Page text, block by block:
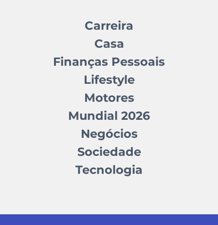
Carreira
Casa
Finanças Pessoais
Lifestyle
Motores
Mundial 2026
Negócios
Sociedade
Tecnologia